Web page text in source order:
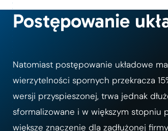
Postępowanie
Natomiast postępowanie układowe
wierzytelności spornych przekracza
wersji przyspieszonej, trwa jednak
sformalizowane i w większym stopniu
większe znaczenie dla zadłużonej